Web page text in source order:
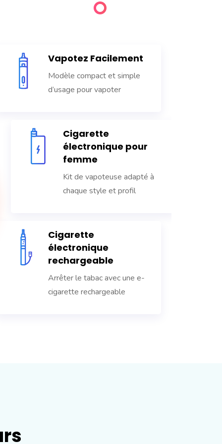
Vapotez Facilement
Modèle compact et simple
d’usage pour vapoter
Cigarette
électronique pour
femme
Kit de vapoteuse adapté à
chaque style et profil
Cigarette
électronique
rechargeable
Arrêter le tabac avec une e-
cigarette rechargeable